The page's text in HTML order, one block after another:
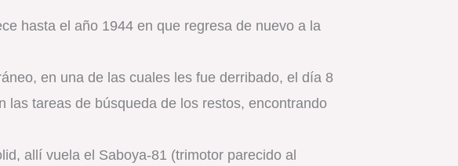
hasta el año 1944 en que regresa de nuevo a la
en una de las cuales les fue derribado, el día 8
tareas de búsqueda de los restos, encontrando
allí vuela el Saboya-81 (trimotor parecido al